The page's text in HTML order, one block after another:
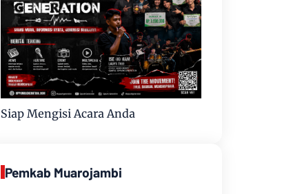
Siap Mengisi Acara Anda
Pemkab Muarojambi